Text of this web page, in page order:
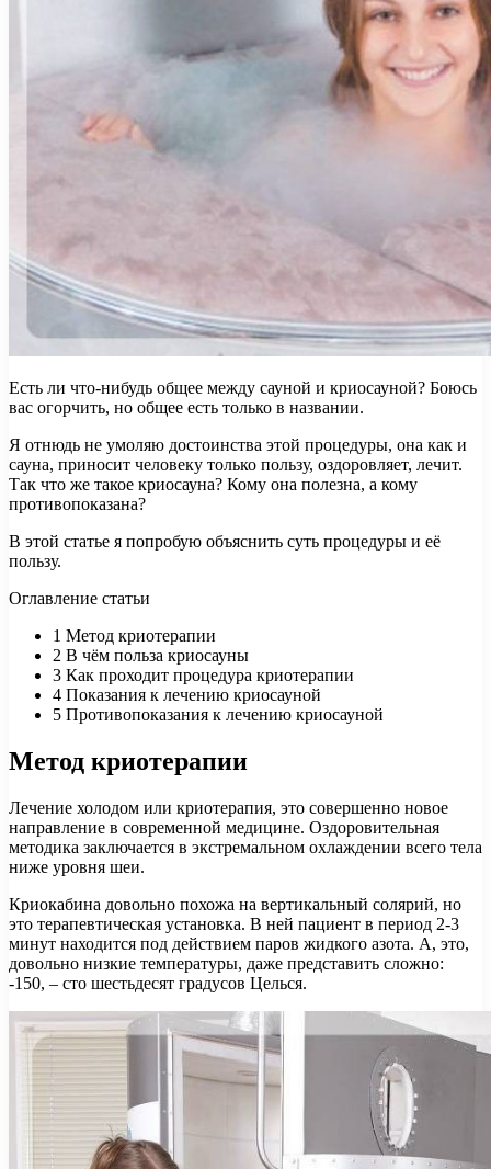
Есть ли что-нибудь общее между сауной и криосауной? Боюсь
вас огорчить, но общее есть только в названии.
Я отнюдь не умоляю достоинства этой процедуры, она как и
сауна, приносит человеку только пользу, оздоровляет, лечит.
Так что же такое криосауна? Кому она полезна, а кому
противопоказана?
В этой статье я попробую объяснить суть процедуры и её
пользу.
Оглавление статьи
1 Метод криотерапии
2 В чём польза криосауны
3 Как проходит процедура криотерапии
4 Показания к лечению криосауной
5 Противопоказания к лечению криосауной
Метод криотерапии
Лечение холодом или криотерапия, это совершенно новое
направление в современной медицине. Оздоровительная
методика заключается в экстремальном охлаждении всего тела
ниже уровня шеи.
Криокабина довольно похожа на вертикальный солярий, но
это терапевтическая установка. В ней пациент в период 2-3
минут находится под действием паров жидкого азота. А, это,
довольно низкие температуры, даже представить сложно:
-150, – сто шестьдесят градусов Целься.